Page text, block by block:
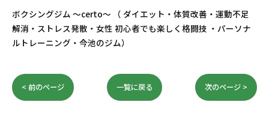
ボクシングジム ～certo～ （ ダイエット・体質改善・運動不足
解消・ストレス発散・女性 初心者でも楽しく格闘技 ・パーソナ
ルトレーニング・今池のジム）
< 前のページ 一覧に戻る 次のページ >